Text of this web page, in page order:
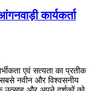
कार्यकर्ता
एवं सत्यता का प्रतीक
नवीन और विश्वसनीय